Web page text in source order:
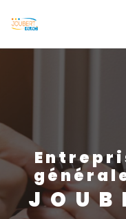
entreprise électricité